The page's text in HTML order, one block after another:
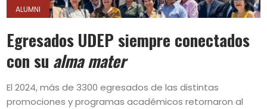
ALUMNI
Egresados UDEP siempre conectados
con su alma mater
El 2024, más de 3300 egresados de las distintas
promociones y programas académicos retornaron al